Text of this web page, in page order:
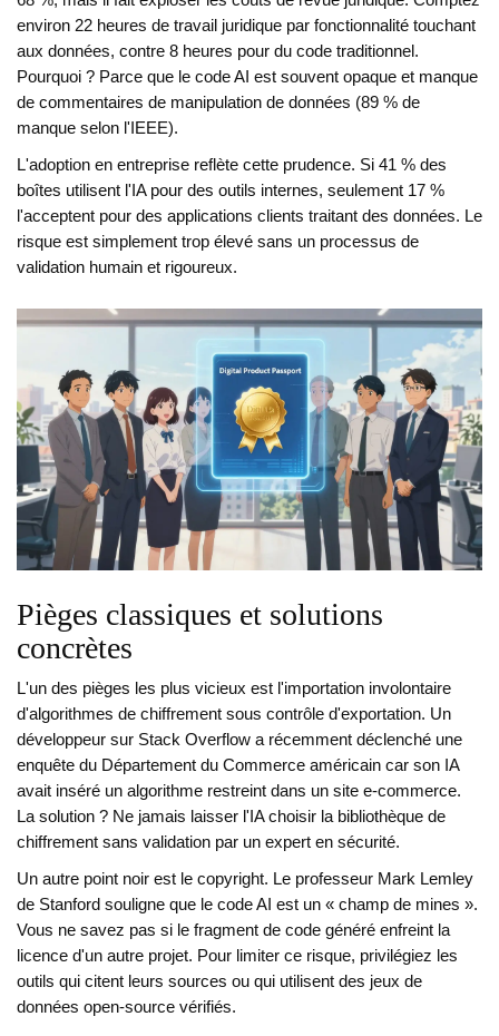
environ 22 heures de travail juridique par fonctionnalité touchant
aux données, contre 8 heures pour du code traditionnel.
Pourquoi ? Parce que le code AI est souvent opaque et manque
de commentaires de manipulation de données (89 % de
manque selon l'IEEE).
L'adoption en entreprise reflète cette prudence. Si 41 % des
boîtes utilisent l'IA pour des outils internes, seulement 17 %
l'acceptent pour des applications clients traitant des données. Le
risque est simplement trop élevé sans un processus de
validation humain et rigoureux.
Pièges classiques et solutions
concrètes
L'un des pièges les plus vicieux est l'importation involontaire
d'algorithmes de chiffrement sous contrôle d'exportation. Un
développeur sur Stack Overflow a récemment déclenché une
enquête du Département du Commerce américain car son IA
avait inséré un algorithme restreint dans un site e-commerce.
La solution ? Ne jamais laisser l'IA choisir la bibliothèque de
chiffrement sans validation par un expert en sécurité.
Un autre point noir est le copyright. Le professeur Mark Lemley
de Stanford souligne que le code AI est un « champ de mines ».
Vous ne savez pas si le fragment de code généré enfreint la
licence d'un autre projet. Pour limiter ce risque, privilégiez les
outils qui citent leurs sources ou qui utilisent des jeux de
données open-source vérifiés.